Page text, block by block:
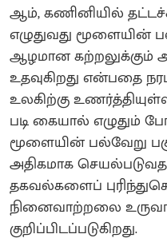
ஆம், கணினியில்
எழுதுவது மூளையின்
ஆழமான கற்றலுக்கும்
உதவுகிறது என்பதை
உலகிற்கு
படி கையால் எழுதும்
மூளையின் பல்வேறு
அதிகமாக
தகவல்களைப்
நினைவாற்றலை
குறிப்பிடப்படுகிறது.